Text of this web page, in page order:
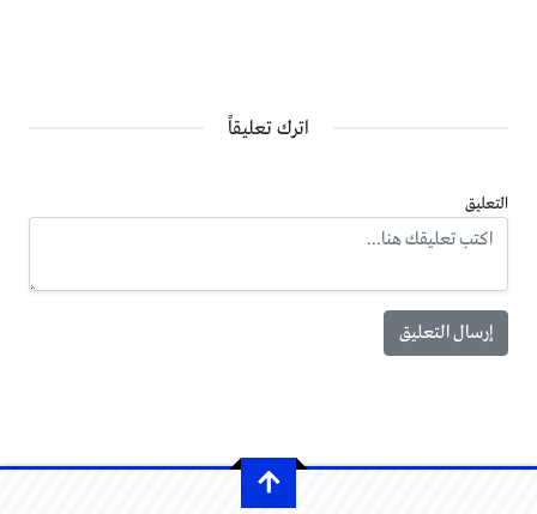
اترك تعليقاً
التعليق